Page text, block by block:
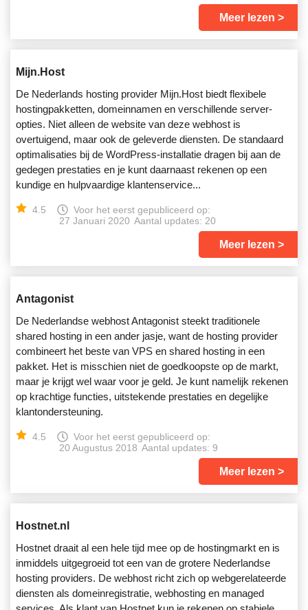
Meer lezen
Mijn.Host
De Nederlands hosting provider Mijn.Host biedt flexibele
hostingpakketten, domeinnamen en verschillende server-
opties. Niet alleen de website van deze webhost is
overtuigend, maar ook de geleverde diensten. De standaard
optimalisaties bij de WordPress-installatie dragen bij aan de
gedegen prestaties en je kunt daarnaast rekenen op een
kundige en hulpvaardige klantenservice...
4.5
Voor het eerst gepubliceerd op:
27 Januari 2020 Aantal updates: 20
Meer lezen
Antagonist
De Nederlandse webhost Antagonist steekt traditionele
shared hosting in een ander jasje, want de hosting provider
combineert het beste van VPS en shared hosting in een
pakket. Het is misschien niet de goedkoopste op de markt,
maar je krijgt wel waar voor je geld. Je kunt namelijk rekenen
op krachtige functies, uitstekende prestaties en degelijke
klantondersteuning.
4.5
Voor het eerst gepubliceerd op:
20 Augustus 2018 Aantal updates: 9
Meer lezen
Hostnet.nl
Hostnet draait al een hele tijd mee op de hostingmarkt en is
inmiddels uitgegroeid tot een van de grotere Nederlandse
hosting providers. De webhost richt zich op webgerelateerde
diensten als domeinregistratie, webhosting en managed